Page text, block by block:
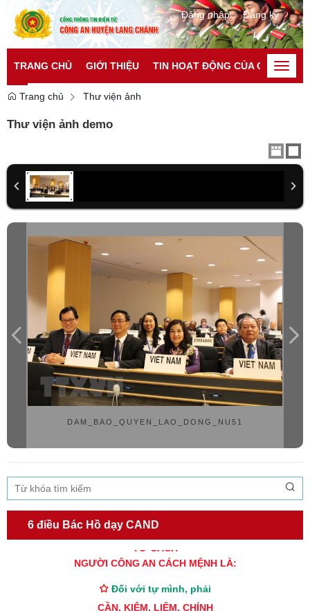
Đăng nhập Đăng ký
TRANG CHỦ GIỚI THIỆU TIN HOẠT ĐỘNG CỦA CATPToggle
Trang chủ
Thư viện ảnh
Thư viện ảnh demo
DAM_BAO_QUYEN_LAO_DONG_NU51
6 điều Bác Hồ dạy CAND
TƯ CÁCH
NGƯỜI CÔNG AN CÁCH MỆNH LÀ:
Đối với tự mình, phải
CẦN, KIỆM, LIÊM, CHÍNH